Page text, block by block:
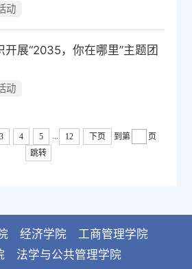
动
展“2035，你在哪里”主题团
动
3 4 5 12 下页 到第
页
跳转
经济学院
工商管理学院
法学与公共管理学院